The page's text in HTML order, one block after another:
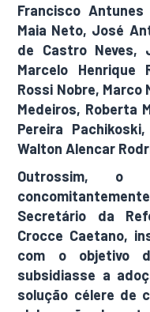
Francisco
Maia Neto, José
de Castro Neves,
Marcelo Henrique
Rossi Nobre, Marco
Medeiros, Roberta
Pereira
Walton Alencar
Outrossim, o
Secretário da
Crocce Caetano,
com o objetivo
subsidiasse a
solução célere de